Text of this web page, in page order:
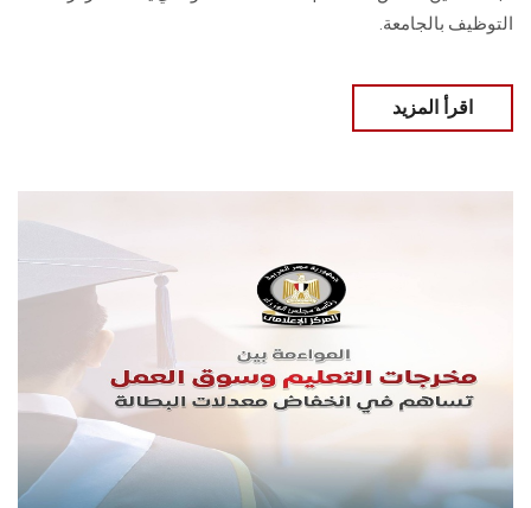
التوظيف بالجامعة.
اقرأ المزيد